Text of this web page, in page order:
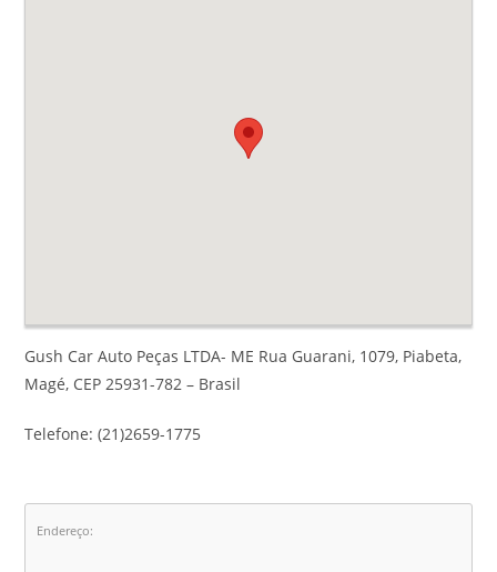
Gush Car Auto Peças LTDA- ME Rua Guarani, 1079, Piabeta,
Magé, CEP 25931-782 – Brasil
Telefone: (21)2659-1775
Endereço: